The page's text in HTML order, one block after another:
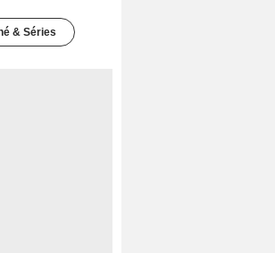
& Séries